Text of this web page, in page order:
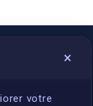
×
votre